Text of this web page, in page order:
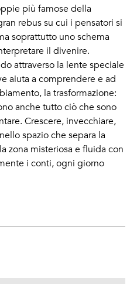
più famose della
rebus su cui i pensatori si
soprattutto uno schema
il divenire.
attraverso la lente speciale
aiuta a comprendere e ad
la trasformazione:
anche tutto ciò che sono
Crescere, invecchiare,
spazio che separa la
zona misteriosa e fluida con
i conti, ogni giorno